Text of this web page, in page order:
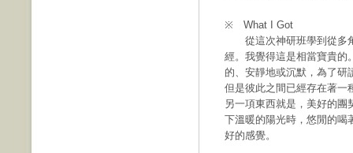
※ What I Got
從這次神研班學到從多
經。我覺得這是相當寶貴的
的、安靜地或沉默，為了研
但是彼此之間已經存在著一
另一項東西就是，美好的
下溫暖的陽光時，悠閒的喝
好的感覺。